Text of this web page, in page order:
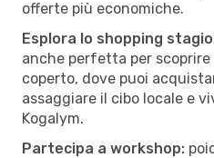
offerte più economiche.
Esplora lo shopping
anche perfetta per
coperto, dove puoi
assaggiare il cibo locale e
Kogalym.
Partecipa a workshop: